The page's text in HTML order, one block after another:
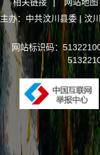
主办：中共汶川县委 | 汶
网站标识码：